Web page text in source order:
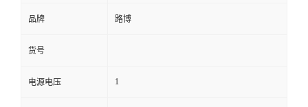
式
在
线
品牌 路博
货号
电源电压 1